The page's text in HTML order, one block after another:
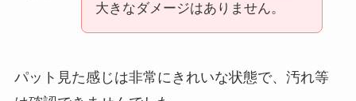
大きなダメージはありません。
パット見た感じは非常にきれいな状態で、汚れ等